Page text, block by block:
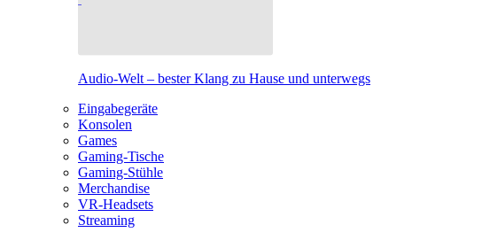
Audio-Welt – bester Klang zu Hause und unterwegs
Eingabegeräte
Konsolen
Games
Gaming-Tische
Gaming-Stühle
Merchandise
VR-Headsets
Streaming